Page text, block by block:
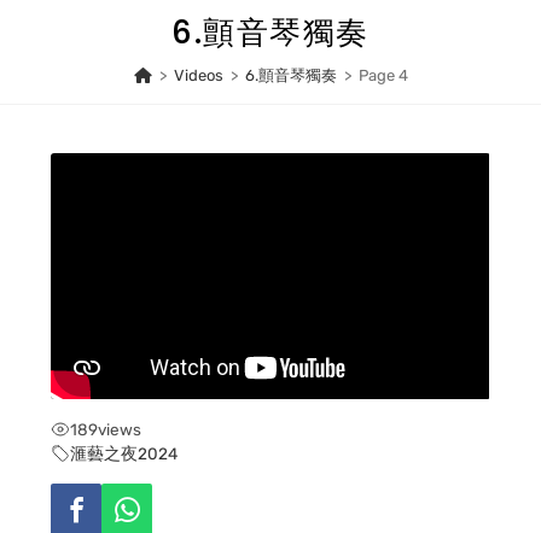
6.顫音琴獨奏
> Videos > 6.顫音琴獨奏 > Page 4
189views
滙藝之夜2024